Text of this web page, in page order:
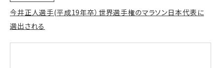
今井正人選手(平成19年卒）世界選手権のマラソン日本代表に
選出される